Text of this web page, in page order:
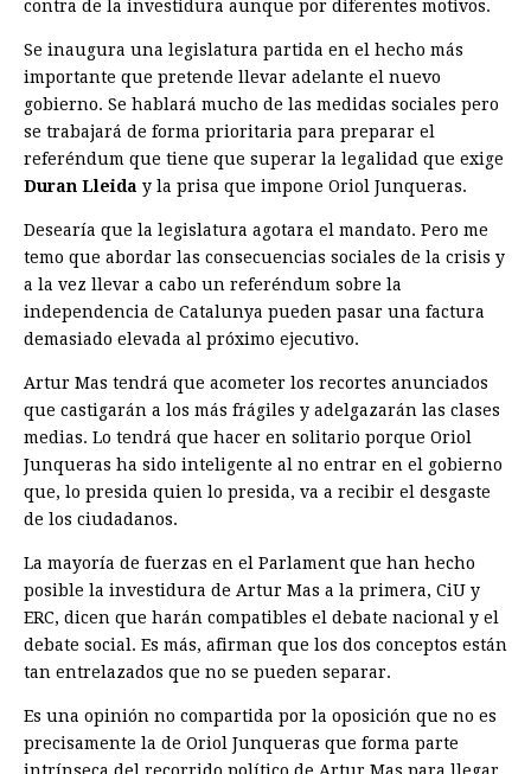
contra de la investidura aunque por diferentes motivos.
Se inaugura una legislatura partida en el hecho más
importante que pretende llevar adelante el nuevo
gobierno. Se hablará mucho de las medidas sociales pero
se trabajará de forma prioritaria para preparar el
referéndum que tiene que superar la legalidad que exige
Duran Lleida y la prisa que impone Oriol Junqueras.
Desearía que la legislatura agotara el mandato. Pero me
temo que abordar las consecuencias sociales de la crisis y
a la vez llevar a cabo un referéndum sobre la
independencia de Catalunya pueden pasar una factura
demasiado elevada al próximo ejecutivo.
Artur Mas tendrá que acometer los recortes anunciados
que castigarán a los más frágiles y adelgazarán las clases
medias. Lo tendrá que hacer en solitario porque Oriol
Junqueras ha sido inteligente al no entrar en el gobierno
que, lo presida quien lo presida, va a recibir el desgaste
de los ciudadanos.
La mayoría de fuerzas en el Parlament que han hecho
posible la investidura de Artur Mas a la primera, CiU y
ERC, dicen que harán compatibles el debate nacional y el
debate social. Es más, afirman que los dos conceptos están
tan entrelazados que no se pueden separar.
Es una opinión no compartida por la oposición que no es
precisamente la de Oriol Junqueras que forma parte